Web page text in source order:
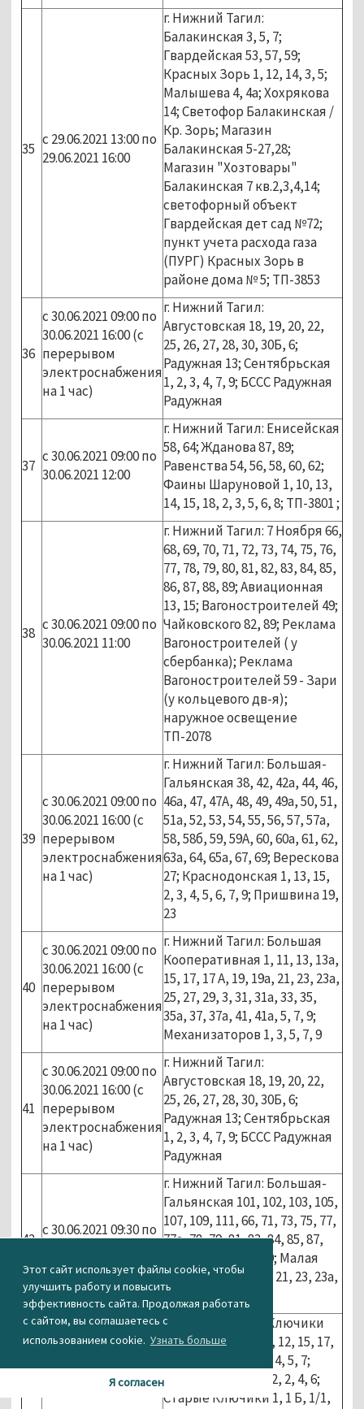
Этот сайт использует файлы cookie, чтобы
улучшить работу и повысить
эффективность сайта. Продолжая работать
с сайтом, вы соглашаетесь с
использованием cookie. Узнать больше
Я согласен
35
с 29.06.2021 13:00 по
29.06.2021 16:00
г. Нижний Тагил:
Балакинская 3, 5, 7;
Гвардейская 53, 57, 59;
Красных Зорь 1, 12, 14, 3, 5;
Малышева 4, 4а; Хохрякова
14; Светофор Балакинская /
Кр. Зорь; Магазин
Балакинская 5-27,28;
Магазин "Хозтовары"
Балакинская 7 кв.2,3,4,14;
светофорный объект
Гвардейская дет сад №72;
пункт учета расхода газа
(ПУРГ) Красных Зорь в
районе дома № 5; ТП-3853
36
с 30.06.2021 09:00 по
30.06.2021 16:00 (с
перерывом
электроснабжения
на 1 час)
г. Нижний Тагил:
Августовская 18, 19, 20, 22,
25, 26, 27, 28, 30, 30Б, 6;
Радужная 13; Сентябрьская
1, 2, 3, 4, 7, 9; БССС Радужная
Радужная
37
с 30.06.2021 09:00 по
30.06.2021 12:00
г. Нижний Тагил: Енисейская
58, 64; Жданова 87, 89;
Равенства 54, 56, 58, 60, 62;
Фаины Шаруновой 1, 10, 13,
14, 15, 18, 2, 3, 5, 6, 8; ТП-3801 ;
38 с 30.06.2021 09:00 по
30.06.2021 11:00
г. Нижний Тагил: 7 Ноября 66,
68, 69, 70, 71, 72, 73, 74, 75, 76,
77, 78, 79, 80, 81, 82, 83, 84, 85,
86, 87, 88, 89; Авиационная
13, 15; Вагоностроителей 49;
Чайковского 82, 89; Реклама
Вагоностроителей ( у
сбербанка); Реклама
Вагоностроителей 59 - Зари
(у кольцевого дв-я);
наружное освещение
ТП-2078
39
с 30.06.2021 09:00 по
30.06.2021 16:00 (с
перерывом
электроснабжения
на 1 час)
г. Нижний Тагил: Большая-
Гальянская 38, 42, 42а, 44, 46,
46а, 47, 47А, 48, 49, 49а, 50, 51,
51а, 52, 53, 54, 55, 56, 57, 57а,
58, 58б, 59, 59А, 60, 60а, 61, 62,
63а, 64, 65а, 67, 69; Верескова
27; Краснодонская 1, 13, 15,
2, 3, 4, 5, 6, 7, 9; Пришвина 19,
23
40
с 30.06.2021 09:00 по
30.06.2021 16:00 (с
перерывом
электроснабжения
на 1 час)
г. Нижний Тагил: Большая
Кооперативная 1, 11, 13, 13а,
15, 17, 17 А, 19, 19а, 21, 23, 23а,
25, 27, 29, 3, 31, 31а, 33, 35,
35а, 37, 37а, 41, 41а, 5, 7, 9;
Механизаторов 1, 3, 5, 7, 9
41
с 30.06.2021 09:00 по
30.06.2021 16:00 (с
перерывом
электроснабжения
на 1 час)
г. Нижний Тагил:
Августовская 18, 19, 20, 22,
25, 26, 27, 28, 30, 30Б, 6;
Радужная 13; Сентябрьская
1, 2, 3, 4, 7, 9; БССС Радужная
Радужная
42
с 30.06.2021 09:30 по
г. Нижний Тагил: Большая-
Гальянская 101, 102, 103, 105,
107, 109, 111, 66, 71, 73, 75, 77,
77а, 78, 79, 81, 83, 84, 85, 87,
89, 91, 93, 95, 97, 99; Малая
Гальянская 17, 19, 21, 23, 23а,
23б
г. Нижний Тагил: Ключики
3"А"; Окружная 11, 12, 15, 17,
19, 19А, 2, 22, 24, 3, 4, 5, 7;
Связная 11, 11 А, 12, 2, 4, 6;
Старые Ключики 1, 1 Б, 1/1,